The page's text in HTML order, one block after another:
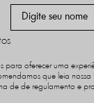
para oferecer uma
que leia
de de regulamento e